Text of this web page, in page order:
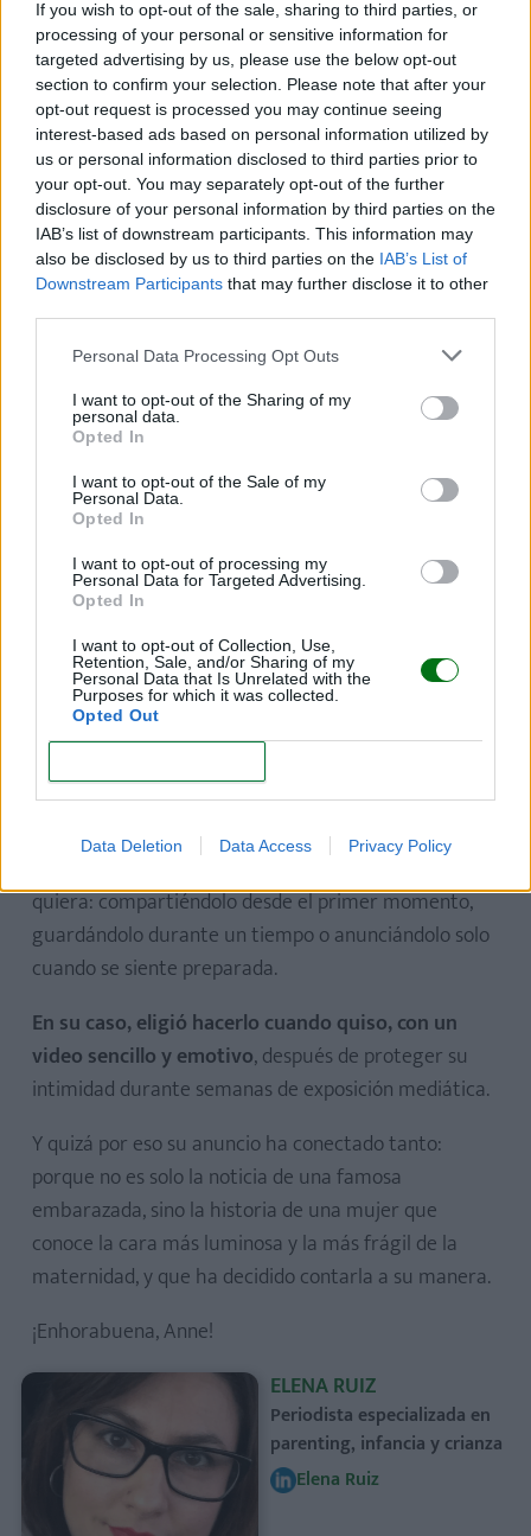
If you wish to opt-out of the sale, sharing to third parties, or
processing of your personal or sensitive information for
targeted advertising by us, please use the below opt-out
section to confirm your selection. Please note that after your
opt-out request is processed you may continue seeing
interest-based ads based on personal information utilized by
us or personal information disclosed to third parties prior to
your opt-out. You may separately opt-out of the further
disclosure of your personal information by third parties on the
IAB’s list of downstream participants. This information may
also be disclosed by us to third parties on the IAB’s List of
Downstream Participants that may further disclose it to other
Personal Data Processing Opt Outs
I want to opt-out of the Sharing of my
personal data.
Opted In
I want to opt-out of the Sale of my
Personal Data.
Opted In
I want to opt-out of processing my
Personal Data for Targeted Advertising.
Opted In
I want to opt-out of Collection, Use,
Retention, Sale, and/or Sharing of my
Personal Data that Is Unrelated with the
Purposes for which it was collected.
Opted Out
Data Deletion Data Access Privacy Policy
Anne Hathaway, embarazada a los 43 y
en un gran momento profesional
El anuncio llega, además, en un momento muy
potente para la actriz. Anne Hathaway vive una
etapa profesional intensa, con el regreso de uno de
sus papeles más queridos: Andy Sachs enEl diablo
viste a la Moda 2.
La secuela recupera el universo de
, Miranda
Priestly y la moda como escenario de ambición, poder
y transformación personal. Para muchas
espectadoras, ver de nuevo a Hathaway en este
papel ha sido todo un viaje nostálgico. Y ahora, casi al
mismo tiempo, la actriz comparte una noticia que
pertenece a su vida más íntima: la llegada de un
nuevo bebé.
Una combinación muy especial de carrera,
maternidad y madurez personal.
Una maternidad vivida a su manera
Anne Hathaway ha vuelto a demostrar que cada
quiera: compartiéndolo desde el primer momento,
guardándolo durante un tiempo o anunciándolo solo
cuando se siente preparada.
En su caso, eligió hacerlo cuando quiso, con un
video sencillo y emotivo, después de proteger su
intimidad durante semanas de exposición mediática.
Y quizá por eso su anuncio ha conectado tanto:
porque no es solo la noticia de una famosa
embarazada, sino la historia de una mujer que
conoce la cara más luminosa y la más frágil de la
maternidad, y que ha decidido contarla a su manera.
¡Enhorabuena, Anne!
ELENA RUIZ
Periodista especializada en
parenting, infancia y crianza
Elena Ruiz